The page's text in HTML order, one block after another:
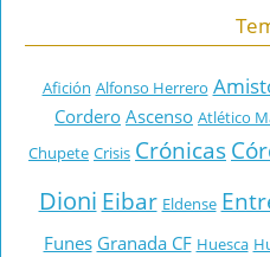
Afición Alfonso Herrero
CorderoAscenso Atlético
Chupete Crisis Crónicas
Dioni Eibar Eldense
Funes Granada CF Huesca